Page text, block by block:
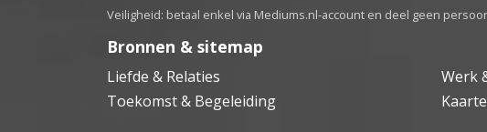
Veiligheid: betaal enkel via Mediums.nl-account en deel geen
Bronnen & sitemap
Liefde & Relaties Werk
Toekomst & Begeleiding